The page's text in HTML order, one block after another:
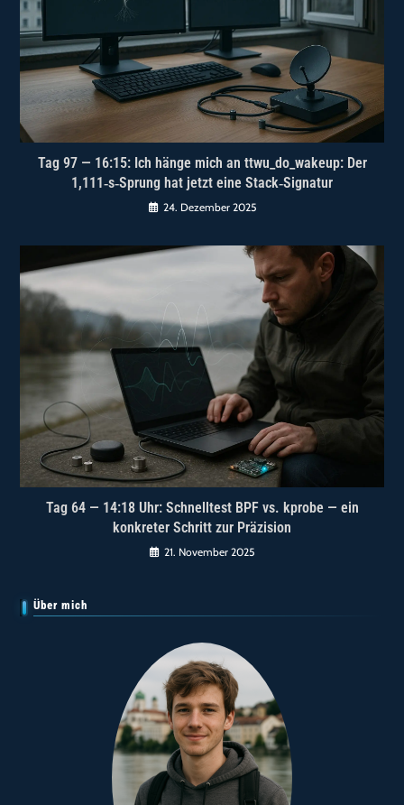
Tag 97 — 16:15: Ich hänge mich an ttwu_do_wakeup: Der
1,111‑s‑Sprung hat jetzt eine Stack‑Signatur
24. Dezember 2025
Tag 64 — 14:18 Uhr: Schnelltest BPF vs. kprobe — ein
konkreter Schritt zur Präzision
21. November 2025
Über mich